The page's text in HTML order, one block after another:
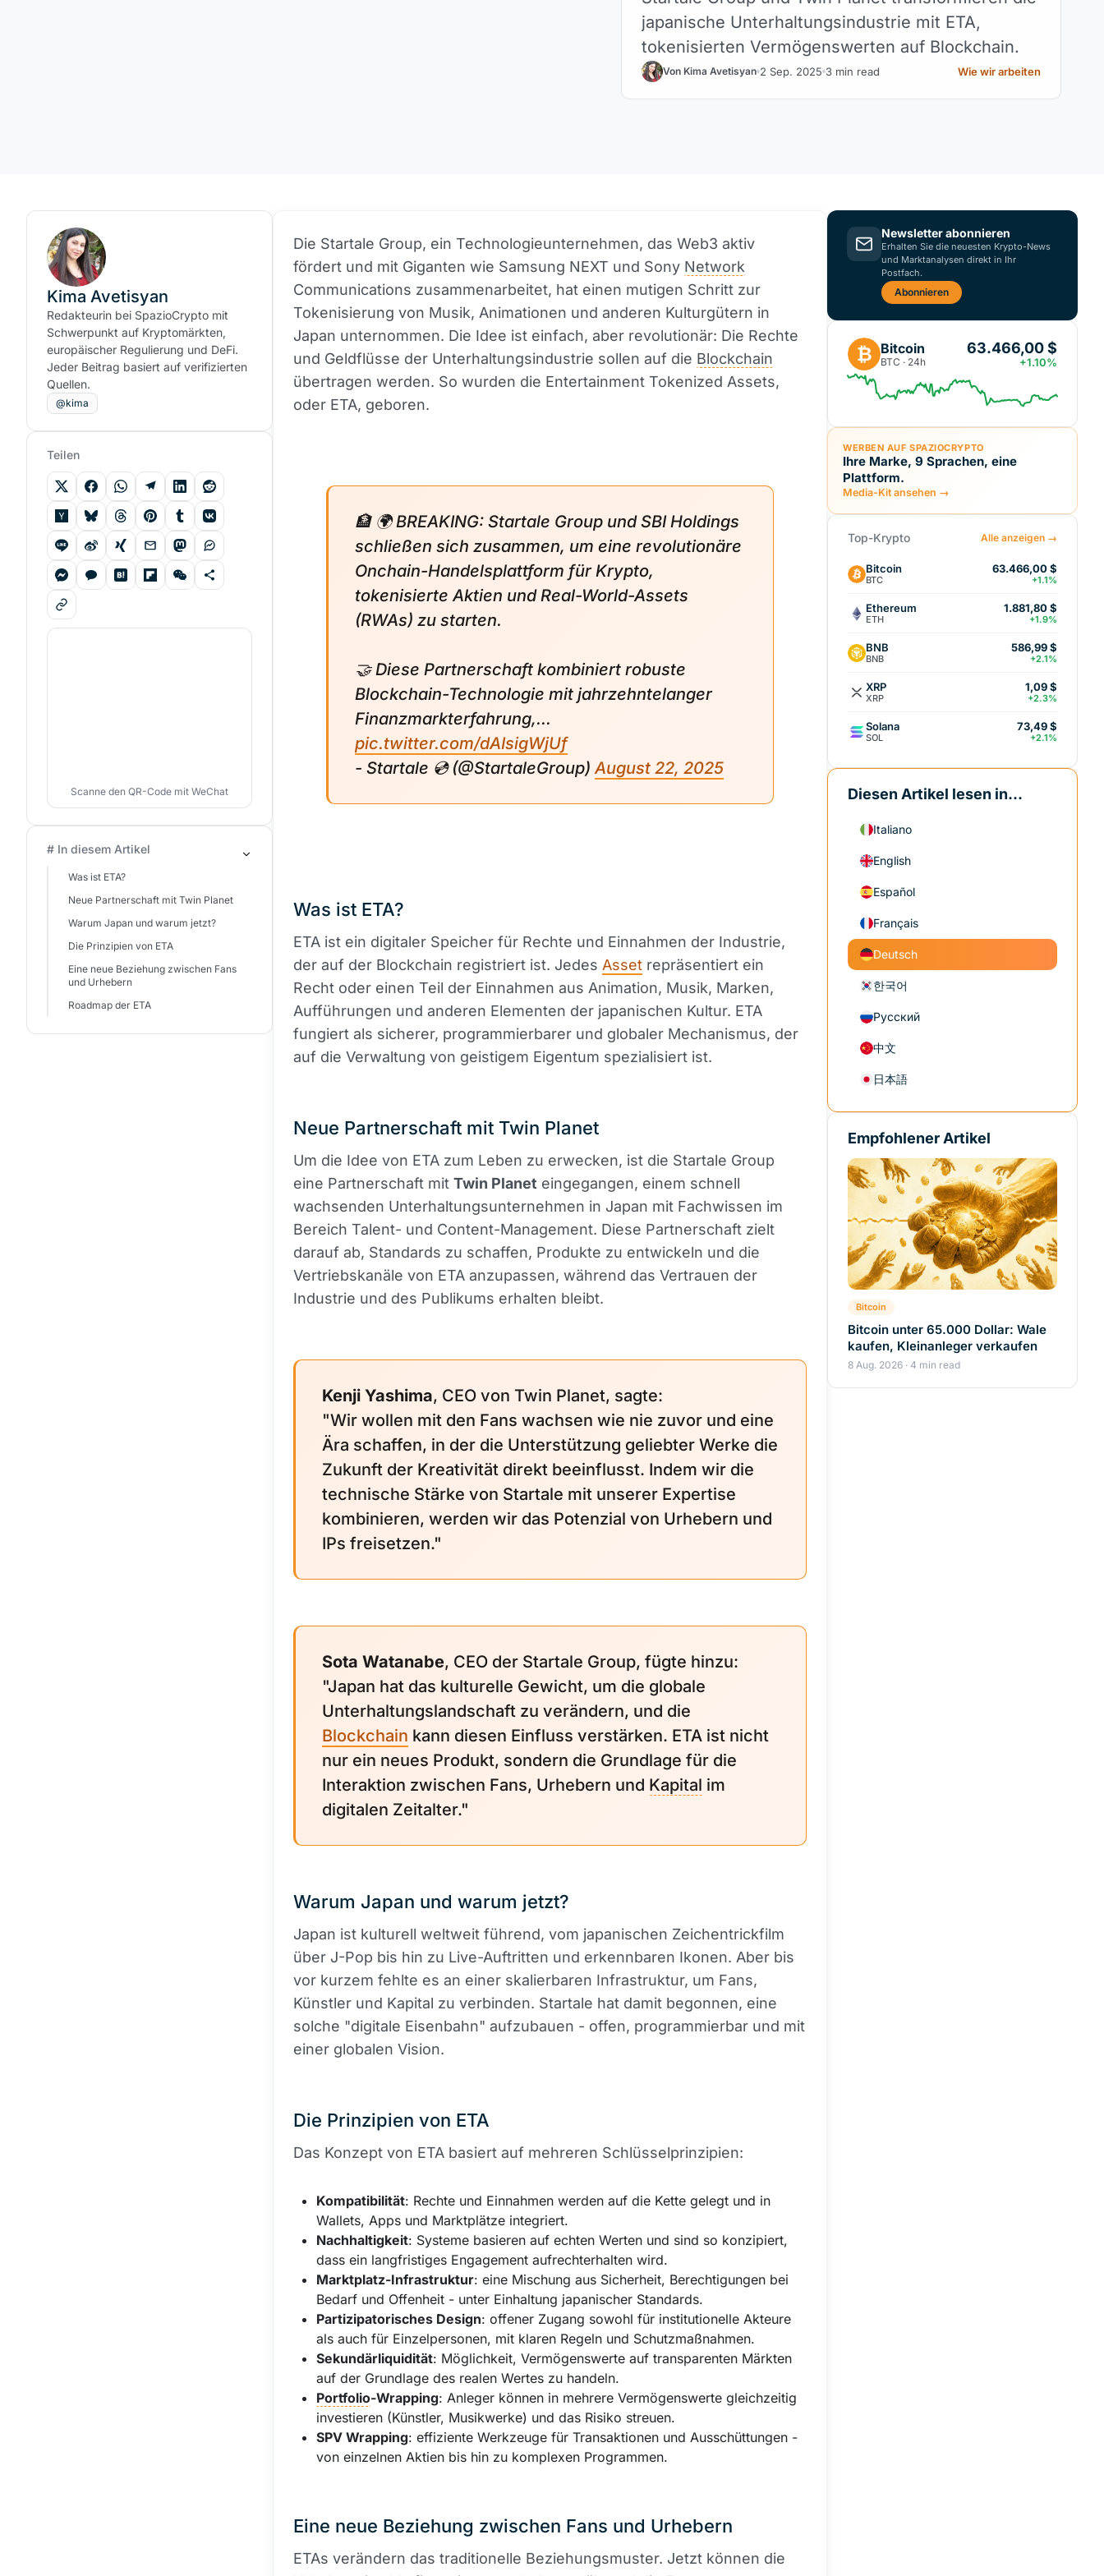
japanische Unterhaltungsindustrie mit ETA,
tokenisierten Vermögenswerten auf Blockchain.
Von Kima Avetisyan 2 Sep. 2025 3 min read Wie wir arbeiten
Die Startale Group, ein Technologieunternehmen, das Web3 aktiv
fördert und mit Giganten wie Samsung NEXT und Sony Network
Communications zusammenarbeitet, hat einen mutigen Schritt zur
Tokenisierung von Musik, Animationen und anderen Kulturgütern in
Japan unternommen. Die Idee ist einfach, aber revolutionär: Die Rechte
und Geldflüsse der Unterhaltungsindustrie sollen auf die Blockchain
übertragen werden. So wurden die Entertainment Tokenized Assets,
oder ETA, geboren.
🏦 🌍 BREAKING: Startale Group und SBI Holdings
schließen sich zusammen, um eine revolutionäre
Onchain-Handelsplattform für Krypto,
tokenisierte Aktien und Real-World-Assets
(RWAs) zu starten.
🤝 Diese Partnerschaft kombiniert robuste
Blockchain-Technologie mit jahrzehntelanger
Finanzmarkterfahrung,...
pic.twitter.com/dAIsigWjUf
- Startale 💿 (@StartaleGroup)August 22, 2025
Was ist ETA?
ETA ist ein digitaler Speicher für Rechte und Einnahmen der Industrie,
der auf der Blockchain registriert ist. Jedes Asset repräsentiert ein
Recht oder einen Teil der Einnahmen aus Animation, Musik, Marken,
Aufführungen und anderen Elementen der japanischen Kultur. ETA
fungiert als sicherer, programmierbarer und globaler Mechanismus, der
auf die Verwaltung von geistigem Eigentum spezialisiert ist.
Neue Partnerschaft mit Twin Planet
Um die Idee von ETA zum Leben zu erwecken, ist die Startale Group
eine Partnerschaft mit Twin Planet eingegangen, einem schnell
wachsenden Unterhaltungsunternehmen in Japan mit Fachwissen im
Bereich Talent- und Content-Management. Diese Partnerschaft zielt
darauf ab, Standards zu schaffen, Produkte zu entwickeln und die
Vertriebskanäle von ETA anzupassen, während das Vertrauen der
Industrie und des Publikums erhalten bleibt.
Kenji Yashima, CEO von Twin Planet, sagte:
"Wir wollen mit den Fans wachsen wie nie zuvor und eine
Ära schaffen, in der die Unterstützung geliebter Werke die
Zukunft der Kreativität direkt beeinflusst. Indem wir die
technische Stärke von Startale mit unserer Expertise
kombinieren, werden wir das Potenzial von Urhebern und
IPs freisetzen."
Sota Watanabe, CEO der Startale Group, fügte hinzu:
"Japan hat das kulturelle Gewicht, um die globale
Unterhaltungslandschaft zu verändern, und die
Blockchain kann diesen Einfluss verstärken. ETA ist nicht
nur ein neues Produkt, sondern die Grundlage für die
Interaktion zwischen Fans, Urhebern und Kapital im
digitalen Zeitalter."
Warum Japan und warum jetzt?
Japan ist kulturell weltweit führend, vom japanischen Zeichentrickfilm
über J-Pop bis hin zu Live-Auftritten und erkennbaren Ikonen. Aber bis
vor kurzem fehlte es an einer skalierbaren Infrastruktur, um Fans,
Künstler und Kapital zu verbinden. Startale hat damit begonnen, eine
solche "digitale Eisenbahn" aufzubauen - offen, programmierbar und mit
einer globalen Vision.
Die Prinzipien von ETA
Das Konzept von ETA basiert auf mehreren Schlüsselprinzipien:
Kompatibilität: Rechte und Einnahmen werden auf die Kette gelegt und in
Wallets, Apps und Marktplätze integriert.
Nachhaltigkeit: Systeme basieren auf echten Werten und sind so konzipiert,
dass ein langfristiges Engagement aufrechterhalten wird.
Marktplatz-Infrastruktur: eine Mischung aus Sicherheit, Berechtigungen bei
Bedarf und Offenheit - unter Einhaltung japanischer Standards.
Partizipatorisches Design: offener Zugang sowohl für institutionelle Akteure
als auch für Einzelpersonen, mit klaren Regeln und Schutzmaßnahmen.
Sekundärliquidität: Möglichkeit, Vermögenswerte auf transparenten Märkten
auf der Grundlage des realen Wertes zu handeln.
Portfolio-Wrapping: Anleger können in mehrere Vermögenswerte gleichzeitig
investieren (Künstler, Musikwerke) und das Risiko streuen.
SPV Wrapping: effiziente Werkzeuge für Transaktionen und Ausschüttungen -
von einzelnen Aktien bis hin zu komplexen Programmen.
Eine neue Beziehung zwischen Fans und Urhebern
ETAs verändern das traditionelle Beziehungsmuster. Jetzt können die
Kima Avetisyan
Redakteurin bei SpazioCrypto mit
Schwerpunkt auf Kryptomärkten,
europäischer Regulierung und DeFi.
Jeder Beitrag basiert auf verifizierten
Quellen.
@kima
Teilen
Scanne den QR-Code mit WeChat
# In diesem Artikel
Was ist ETA?
Neue Partnerschaft mit Twin Planet
Warum Japan und warum jetzt?
Die Prinzipien von ETA
Eine neue Beziehung zwischen Fans
und Urhebern
Roadmap der ETA
Newsletter abonnieren
Erhalten Sie die neuesten Krypto-News
und Marktanalysen direkt in Ihr
Postfach.
Abonnieren
₿ Bitcoin
BTC · 24h
63.466,00 $
+1.10%
WERBEN AUF SPAZIOCRYPTO
Ihre Marke, 9 Sprachen, eine
Plattform.
Media-Kit ansehen →
Top-Krypto Alle anzeigen →
Bitcoin
BTC
63.466,00 $
+1.1%
Ethereum
ETH
1.881,80 $
+1.9%
BNB
BNB
586,99 $
+2.1%
XRP
XRP
1,09 $
+2.3%
Solana
SOL
73,49 $
+2.1%
Diesen Artikel lesen in...
Italiano
English
Español
Français
Deutsch
한국어
Русский
中文
日本語
Empfohlener Artikel
Bitcoin
Bitcoin unter 65.000 Dollar: Wale
kaufen, Kleinanleger verkaufen
8 Aug. 2026 · 4 min read